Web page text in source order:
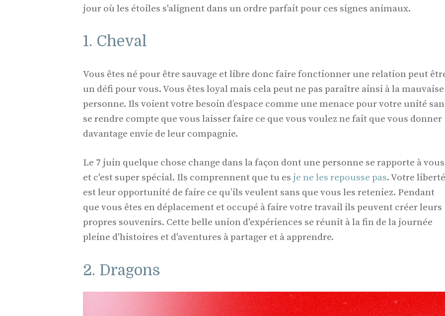
jour où les étoiles s'alignent dans un ordre parfait pour ces signes animaux.
1. Cheval
Vous êtes né pour être sauvage et libre donc faire fonctionner une relation peut
un défi pour vous. Vous êtes loyal mais cela peut ne pas paraître ainsi à la mauvaise
personne. Ils voient votre besoin d’espace comme une menace pour votre unité
se rendre compte que vous laisser faire ce que vous voulez ne fait que vous donner
davantage envie de leur compagnie.
Le 7 juin quelque chose change dans la façon dont une personne se rapporte à vous
et c'est super spécial. Ils comprennent que tu es je ne les repousse pas. Votre liberté
est leur opportunité de faire ce qu’ils veulent sans que vous les reteniez. Pendant
que vous êtes en déplacement et occupé à faire votre travail ils peuvent créer leurs
propres souvenirs. Cette belle union d'expériences se réunit à la fin de la journée
pleine d'histoires et d'aventures à partager et à apprendre.
2. Dragons